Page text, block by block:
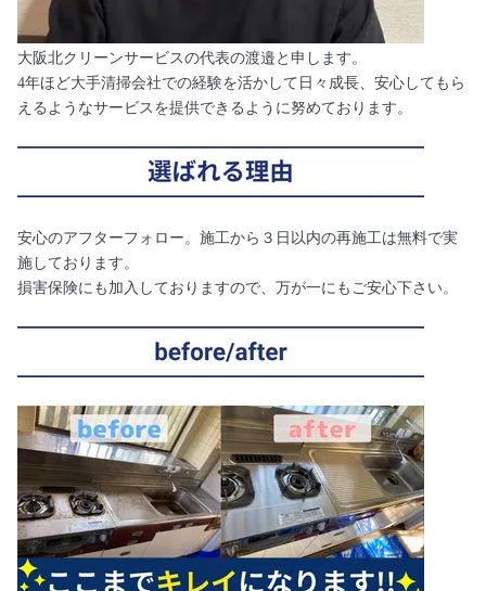
大阪北クリーンサービスの代表の渡邉と申します。
4年ほど大手清掃会社での経験を活かして日々成長、安心してもら
えるようなサービスを提供できるように努めております。
安心のアフターフォロー。施工から３日以内の再施工は無料で実
施しております。
損害保険にも加入しておりますので、万が一にもご安心下さい。